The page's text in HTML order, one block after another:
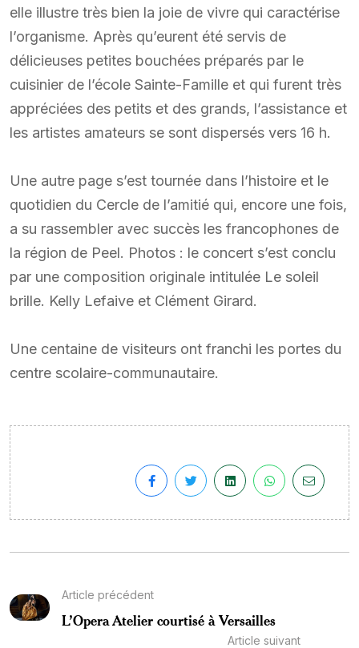
elle illustre très bien la joie de vivre qui caractérise
l’organisme. Après qu’eurent été servis de
délicieuses petites bouchées préparés par le
cuisinier de l’école Sainte-Famille et qui furent très
appréciées des petits et des grands, l’assistance et
les artistes amateurs se sont dispersés vers 16 h.
Une autre page s’est tournée dans l’histoire et le
quotidien du Cercle de l’amitié qui, encore une fois,
a su rassembler avec succès les francophones de
la région de Peel. Photos : le concert s’est conclu
par une composition originale intitulée Le soleil
brille. Kelly Lefaive et Clément Girard.
Une centaine de visiteurs ont franchi les portes du
centre scolaire-communautaire.
Article précédent
L’Opera Atelier courtisé à Versailles
Article suivant